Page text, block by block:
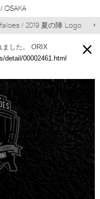
OSAKA
/ 2019 夏の陣 Logo
ました。
ORIX
detail/00002461.html

